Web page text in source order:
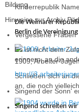
Kinderrepublik
Die Weimarer
Berlin die
1909, Arbeiter-
Schließen sich an
an, die noch
Bildung
Hinweise zur Archiv
Vergessene Frauen
Es ist nicht dem
erinnern, an die
http://
Singend der Sonn'
Singend schreiten